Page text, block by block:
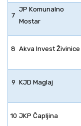
7
JP Komunalno
Mostar
8 Akva Invest Živinice
9 KJD Maglaj
10 JKP Čapljina